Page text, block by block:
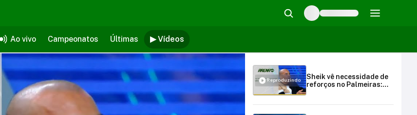
Ao vivo Campeonatos Últimas ▶ Vídeos
Reproduzindo
Sheik vê necessidade de
reforços no Palmeiras: